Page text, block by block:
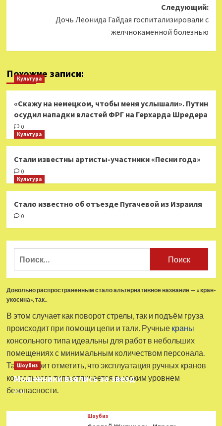
Следующий:
Дочь Леонида Гайдая госпитализировали с
желчнокаменной болезнью
Похожие записи:
Культура
«Скажу на немецком, чтобы меня услышали». Путин
осудил нападки властей ФРГ на Герхарда Шредера
0
Культура
Стали известны артисты-участники «Песни года»
0
Культура
Стало известно об отъезде Пугачевой из Израиля
0
Довольно распространенным стало альтернативное название — « кран-
укосина», так..
В этом случает как поворот стрелы, так и подъём груза
происходит при помощи цепи и тали. Ручные краны
консольного типа идеальны для работ в небольших
помещениях с минимальным количеством персонала.
Также стоит отметить, что эксплуатация ручных кранов
консольного типа отличается высоким уровнем
безопасности.
Шоубиз
Мошенники взялись за звезд
0
Шоубиз